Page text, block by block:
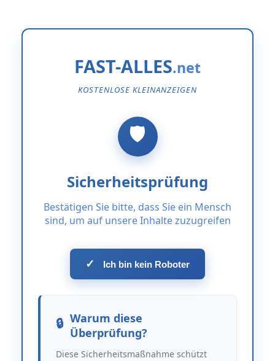
FAST-ALLES
KOSTENLOSE KLEINANZEIGEN
Sicherheitsprüfung
Bestätigen Sie bitte, dass Sie ein Mensch
sind, um auf unsere Inhalte zuzugreifen
✓ Ich bin kein Roboter
Warum diese
Überprüfung?
Diese Sicherheitsmaßnahme schützt